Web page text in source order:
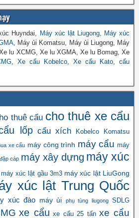
Huyndai, Máy xúc lật Liugong, Máy xúc
, Máy ủi Komatsu, Máy ủi Liugong, Máy
lu XCMG, Xe lu XGMA, Xe lu Bomag, Xe
, Xe cẩu Kobelco, Xe cẩu Kato, cẩu
thuê cẩu cho thuê xe cẩu
lốp cẩu xích Kobelco Komatsu
xe cẩu máy công trình máy cẩu máy
cáp máy xây dựng máy xúc
máy xúc lật gầu 3m3 máy xúc lật LiuGong
xúc lật Trung Quốc
xúc đào máy ủi phụ tùng liugong SDLG
xe cẩu xe cẩu 25 tấn xe cẩu